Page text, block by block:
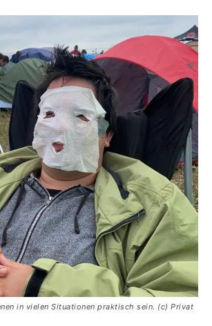
in vielen Situationen praktisch sein. (c) Privat